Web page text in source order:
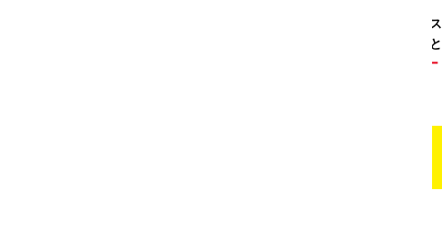
。ガソリンス
タンドや整備工場の既存インフラを活用すること
リー